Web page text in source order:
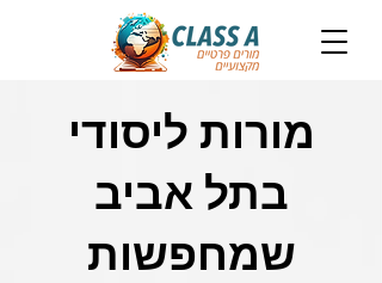
מורות ליסודי
בתל אביב
שמחפשות